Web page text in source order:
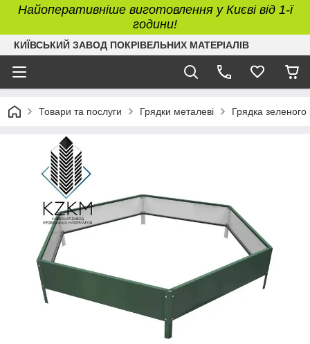
Найоперативніше виготовлення у Києві від 1-ї
години!
КИЇВСЬКИЙ ЗАВОД ПОКРІВЕЛЬНИХ МАТЕРІАЛІВ
Товари та послуги Грядки металеві Грядка